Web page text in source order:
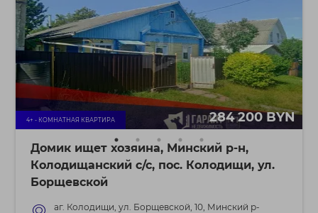
4+ - КОМНАТНАЯ КВАРТИРА 284 200 BYN
Домик ищет хозяина, Минский р-н,
Колодищанский с/с, пос. Колодищи, ул.
Борщевской
аг. Колодищи, ул. Борщевской, 10, Минский р-